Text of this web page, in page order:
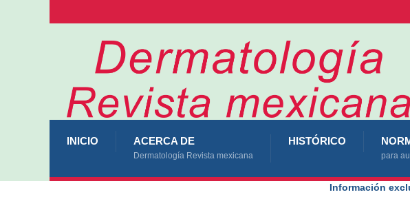
INICIO ACERCA DE
Dermatología Revista mexicana
HISTÓRICO
para
Información